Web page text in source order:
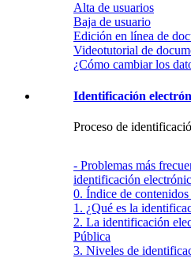
Alta de usuarios
Baja de usuario
Edición en línea de
Videotutorial de
¿Cómo cambiar los
Identificación
Proceso de
- Problemas más
identificación
0. Índice de
1. ¿Qué es la
2. La identificación
Pública
3. Niveles de